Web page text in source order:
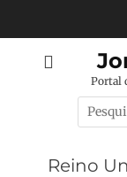
conteúdo
Portal
por:
Reino